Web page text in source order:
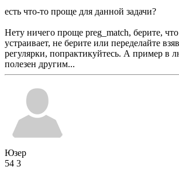
есть что-то проще для данной задачи?
Нету ничего проще preg_match, берите,
устраивает, не берите или переделайте
регулярки, попрактикуйтесь. А пример в
полезен другим...
Юзер
54 3